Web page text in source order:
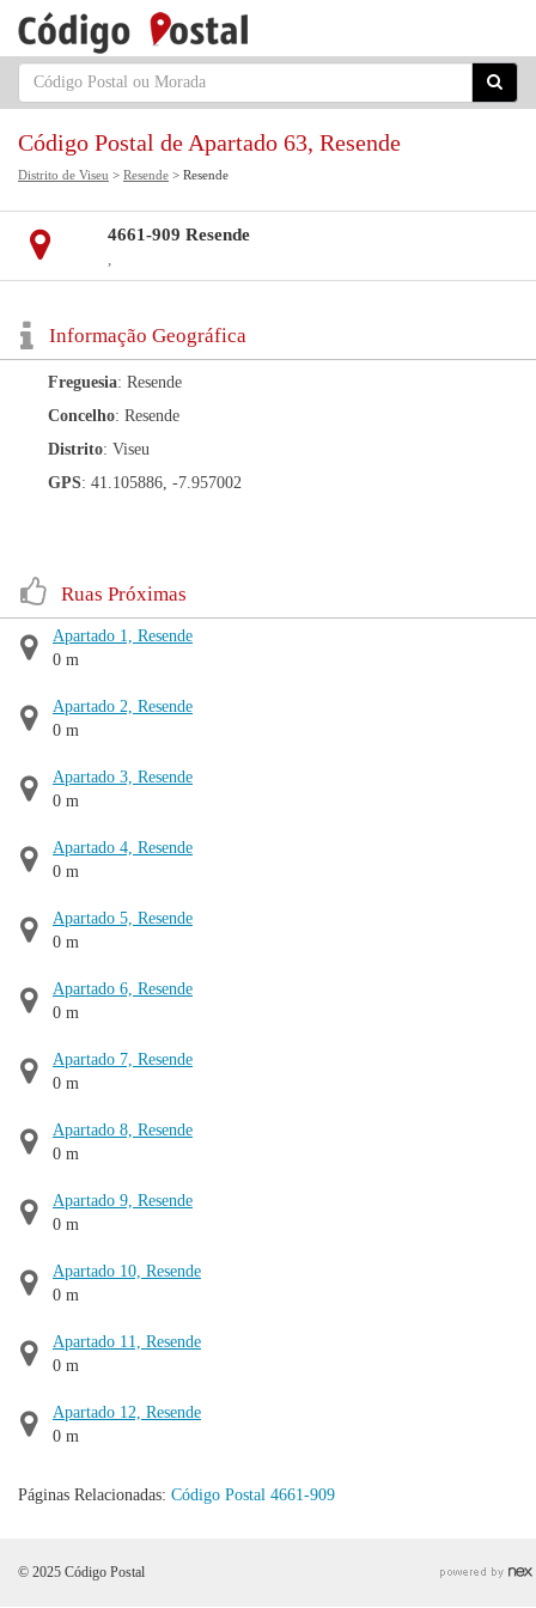
Código Postal de Apartado 63, Resende
Distrito de Viseu > Resende > Resende
4661-909 Resende
,
Informação Geográfica
Freguesia: Resende
Concelho: Resende
Distrito: Viseu
GPS: 41.105886, -7.957002
Ruas Próximas
Apartado 1, Resende
0 m
Apartado 2, Resende
0 m
Apartado 3, Resende
0 m
Apartado 4, Resende
0 m
Apartado 5, Resende
0 m
Apartado 6, Resende
0 m
Apartado 7, Resende
0 m
Apartado 8, Resende
0 m
Apartado 9, Resende
0 m
Apartado 10, Resende
0 m
Apartado 11, Resende
0 m
Apartado 12, Resende
0 m
Páginas Relacionadas: Código Postal 4661-909
© 2025 Código Postal